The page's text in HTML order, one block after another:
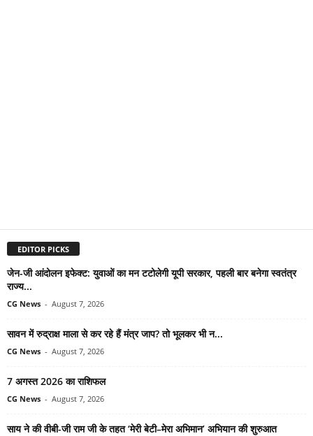
EDITOR PICKS
जेन-जी आंदोलन इफेक्ट: युवाओं का मन टटोलेगी यूपी सरकार, पहली बार बनेगा स्वतंत्र
राज्य...
CG News - August 7, 2026
सावन में रुद्राक्ष माला से कर रहे हैं मंत्र जाप? तो भूलकर भी न...
CG News - August 7, 2026
7 अगस्त 2026 का राशिफल
CG News - August 7, 2026
साय ने की वीबी-जी राम जी के तहत ‘मेरी बेटी–मेरा अभिमान’ अभियान की शुरुआत